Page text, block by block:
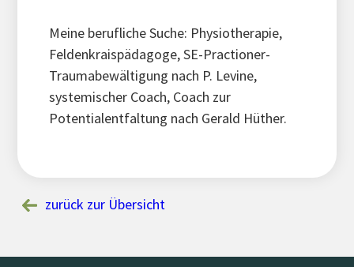
Meine berufliche Suche: Physiotherapie,
Feldenkraispädagoge, SE-Practioner-
Traumabewältigung nach P. Levine,
systemischer Coach, Coach zur
Potentialentfaltung nach Gerald Hüther.
zurück zur Übersicht